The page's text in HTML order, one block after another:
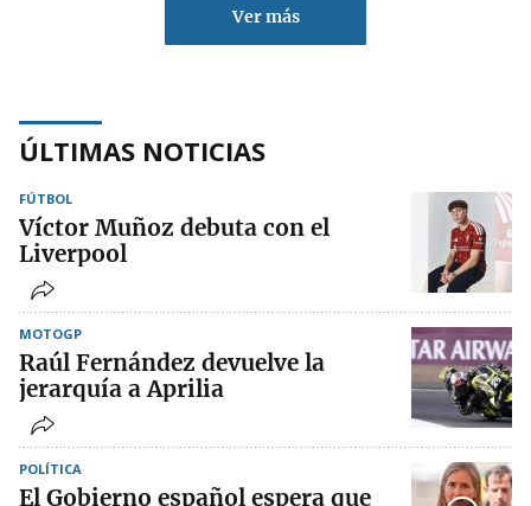
Ver más
ÚLTIMAS NOTICIAS
FÚTBOL
Víctor Muñoz debuta con el
Liverpool
MOTOGP
Raúl Fernández devuelve la
jerarquía a Aprilia
POLÍTICA
El Gobierno español espera que